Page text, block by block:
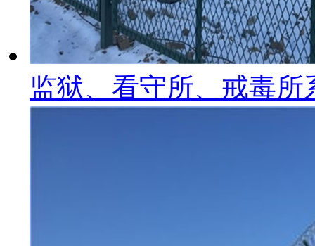
监狱、看守所、戒毒所